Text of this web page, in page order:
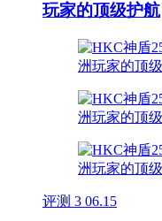
玩家的顶级护航
评测 3 06.15